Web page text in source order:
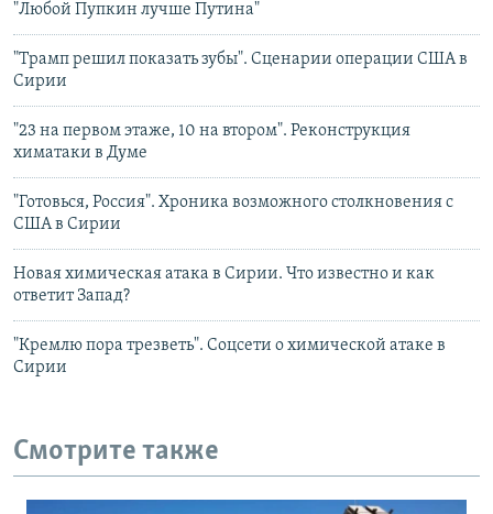
"Любой Пупкин лучше Путина"
"Трамп решил показать зубы". Сценарии операции США в
Сирии
"23 на первом этаже, 10 на втором". Реконструкция
химатаки в Думе
"Готовься, Россия". Хроника возможного столкновения с
США в Сирии
Новая химическая атака в Сирии. Что известно и как
ответит Запад?
"Кремлю пора трезветь". Соцсети о химической атаке в
Сирии
Смотрите также